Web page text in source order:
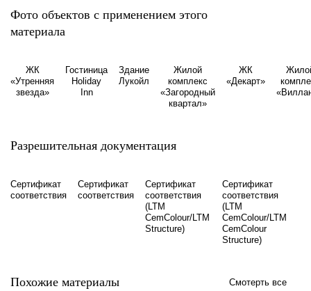
Фото объектов с применением этого
материала
ЖК
«Утренняя
звезда»
Гостиница
Holiday
Inn
Здание
Лукойл
Жилой
комплекс
«Загородный
квартал»
ЖК
«Декарт»
Разрешительная документация
Сертификат
соответствия
Сертификат
соответствия
Сертификат
соответствия
(LTM
CemColour/LTM
Structure)
Сертификат
соответствия
(LTM
CemColour/LTM
CemColour
Structure)
Похожие материалы Смотерть все